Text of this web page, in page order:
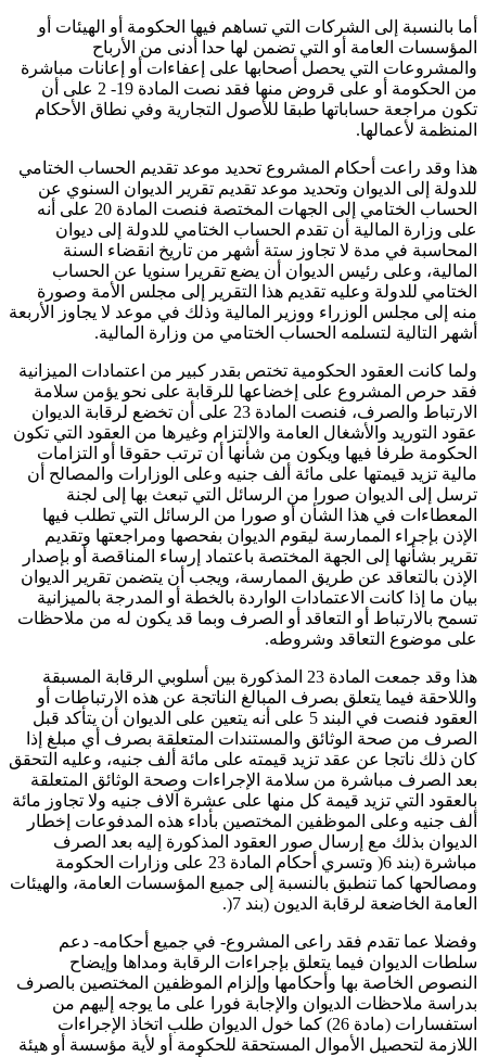
أما بالنسبة إلى الشركات التي تساهم فيها الحكومة أو الهيئات أو
المؤسسات العامة أو التي تضمن لها حدا أدنى من الأرباح
والمشروعات التي يحصل أصحابها على إعفاءات أو إعانات مباشرة
من الحكومة أو على قروض منها فقد نصت المادة 19- 2 على أن
تكون مراجعة حساباتها طبقا للأصول التجارية وفي نطاق الأحكام
المنظمة لأعمالها.
هذا وقد راعت أحكام المشروع تحديد موعد تقديم الحساب الختامي
للدولة إلى الديوان وتحديد موعد تقديم تقرير الديوان السنوي عن
الحساب الختامي إلى الجهات المختصة فنصت المادة 20 على أنه
على وزارة المالية أن تقدم الحساب الختامي للدولة إلى ديوان
المحاسبة في مدة لا تجاوز ستة أشهر من تاريخ انقضاء السنة
المالية، وعلى رئيس الديوان أن يضع تقريرا سنويا عن الحساب
الختامي للدولة وعليه تقديم هذا التقرير إلى مجلس الأمة وصورة
منه إلى مجلس الوزراء ووزير المالية وذلك في موعد لا يجاوز الأربعة
أشهر التالية لتسلمه الحساب الختامي من وزارة المالية.
ولما كانت العقود الحكومية تختص بقدر كبير من اعتمادات الميزانية
فقد حرص المشروع على إخضاعها للرقابة على نحو يؤمن سلامة
الارتباط والصرف، فنصت المادة 23 على أن تخضع لرقابة الديوان
عقود التوريد والأشغال العامة والالتزام وغيرها من العقود التي تكون
الحكومة طرفا فيها ويكون من شأنها أن ترتب حقوقا أو التزامات
مالية تزيد قيمتها على مائة ألف جنيه وعلى الوزارات والمصالح أن
ترسل إلى الديوان صورا من الرسائل التي تبعث بها إلى لجنة
المعطاءات في هذا الشأن أو صورا من الرسائل التي تطلب فيها
الإذن بإجراء الممارسة ليقوم الديوان بفحصها ومراجعتها وتقديم
تقرير بشأنها إلى الجهة المختصة باعتماد إرساء المناقصة أو بإصدار
الإذن بالتعاقد عن طريق الممارسة، ويجب أن يتضمن تقرير الديوان
بيان ما إذا كانت الاعتمادات الواردة بالخطة أو المدرجة بالميزانية
تسمح بالارتباط أو التعاقد أو الصرف وبما قد يكون له من ملاحظات
على موضوع التعاقد وشروطه.
هذا وقد جمعت المادة 23 المذكورة بين أسلوبي الرقابة المسبقة
واللاحقة فيما يتعلق بصرف المبالغ الناتجة عن هذه الارتباطات أو
العقود فنصت في البند 5 على أنه يتعين على الديوان أن يتأكد قبل
الصرف من صحة الوثائق والمستندات المتعلقة بصرف أي مبلغ إذا
كان ذلك ناتجا عن عقد تزيد قيمته على مائة ألف جنيه، وعليه التحقق
بعد الصرف مباشرة من سلامة الإجراءات وصحة الوثائق المتعلقة
بالعقود التي تزيد قيمة كل منها على عشرة آلاف جنيه ولا تجاوز مائة
ألف جنيه وعلى الموظفين المختصين بأداء هذه المدفوعات إخطار
الديوان بذلك مع إرسال صور العقود المذكورة إليه بعد الصرف
مباشرة (بند 6( وتسري أحكام المادة 23 على وزارات الحكومة
ومصالحها كما تنطبق بالنسبة إلى جميع المؤسسات العامة، والهيئات
العامة الخاضعة لرقابة الديون (بند 7(.
وفضلا عما تقدم فقد راعى المشروع- في جميع أحكامه- دعم
سلطات الديوان فيما يتعلق بإجراءات الرقابة ومداها وإيضاح
النصوص الخاصة بها وأحكامها وإلزام الموظفين المختصين بالصرف
بدراسة ملاحظات الديوان والإجابة فورا على ما يوجه إليهم من
استفسارات (مادة 26) كما خول الديوان طلب اتخاذ الإجراءات
اللازمة لتحصيل الأموال المستحقة للحكومة أو لأية مؤسسة أو هيئة